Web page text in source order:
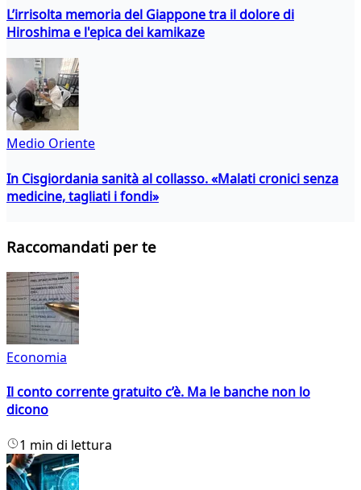
L’irrisolta memoria del Giappone tra il dolore di
Hiroshima e l'epica dei kamikaze
Medio Oriente
In Cisgiordania sanità al collasso. «Malati cronici senza
medicine, tagliati i fondi»
Raccomandati per te
Economia
Il conto corrente gratuito c’è. Ma le banche non lo
dicono
1 min di lettura